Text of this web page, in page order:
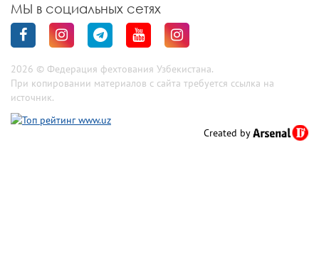
МЫ в социальных сетях
2026 © Федерация фехтования Узбекистана.
При копировании материалов с сайта требуется ссылка на
источник.
Created by